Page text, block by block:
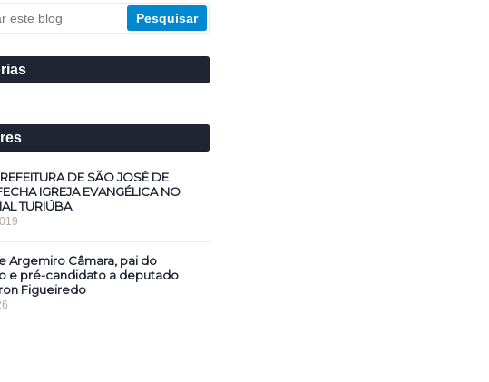
DE SÃO JOSÉ DE
IGREJA EVANGÉLICA NO
TURIÚBA
Argemiro Câmara, pai do
e pré-candidato a deputado
Figueiredo